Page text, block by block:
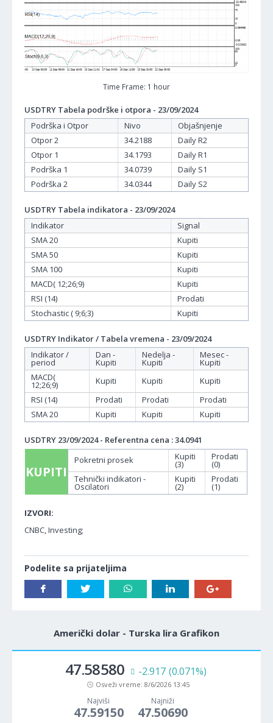
Time Frame: 1 hour
USDTRY Tabela podrške i otpora - 23/09/2024
Podrška i Otpor
Nivo
Objašnjenje
Otpor 2
34.2188
Daily R2
Otpor 1
34.1793
Daily R1
Podrška 1
34.0739
Daily S1
Podrška 2
34.0344 Daily S2
USDTRY Tabela indikatora - 23/09/2024
Indikator
Signal
SMA 20
Kupiti
SMA 50
Kupiti
SMA 100
Kupiti
MACD( 12;26;9)
Kupiti
RSI (14)
Prodati
Stochastic ( 9;6;3)
Kupiti
USDTRY Indikator / Tabela vremena - 23/09/2024
Indikator /
period
Dan -
Kupiti
Nedelja -
Kupiti
Mesec -
Kupiti
MACD(
12;26;9) Kupiti Kupiti
Kupiti
RSI (14)
Prodati Prodati
Prodati
SMA 20
Kupiti Kupiti Kupiti
USDTRY 23/09/2024 - Referentna cena : 34.0941
KUPITI
Pokretni prosek Kupiti
(3)
Prodati
(0)
Tehnički indikatori -
Oscilatori
Kupiti
(2)
Prodati
(1)
IZVORI:
CNBC, Investing;
Podelite sa prijateljima
Američki dolar - Turska lira Grafikon
47.58580 -2.917 (0.071%)
Osveži vreme: 8/6/2026 13:45
Najviši
47.59150
Najniži
47.50690